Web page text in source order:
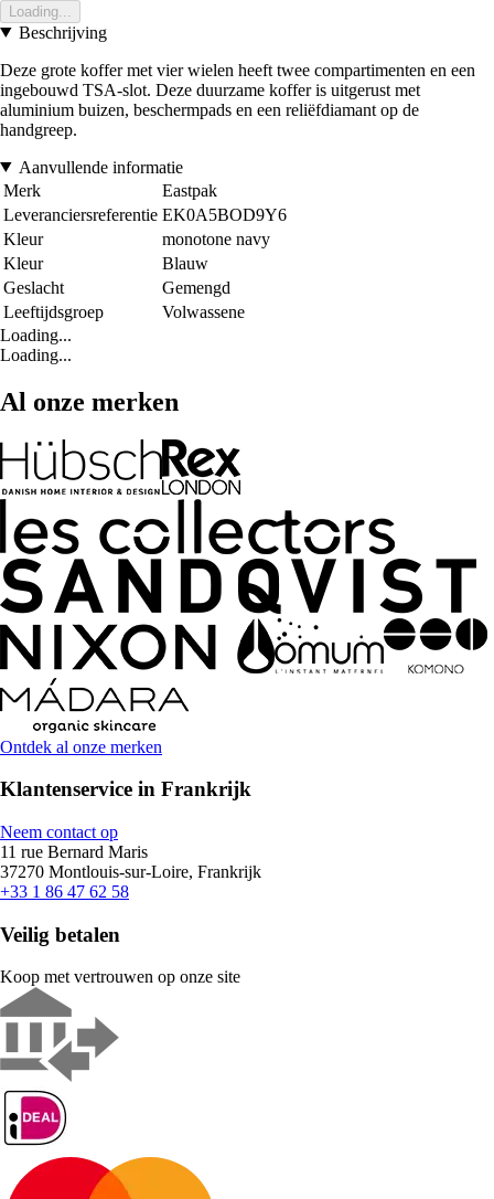
Loading...
Beschrijving
Deze grote koffer met vier wielen heeft twee compartimenten en een
ingebouwd TSA-slot. Deze duurzame koffer is uitgerust met
aluminium buizen, beschermpads en een reliëfdiamant op de
handgreep.
Aanvullende informatie
Merk
Eastpak
Leveranciersreferentie EK0A5BOD9Y6
Kleur
monotone navy
Kleur
Blauw
Geslacht
Gemengd
Leeftijdsgroep
Volwassene
Loading...
Loading...
Al onze merken
Ontdek al onze merken
Klantenservice in Frankrijk
Neem contact op
11 rue Bernard Maris
37270 Montlouis-sur-Loire, Frankrijk
+33 1 86 47 62 58
Veilig betalen
Koop met vertrouwen op onze site